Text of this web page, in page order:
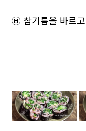
㉥ 참기름을 바르